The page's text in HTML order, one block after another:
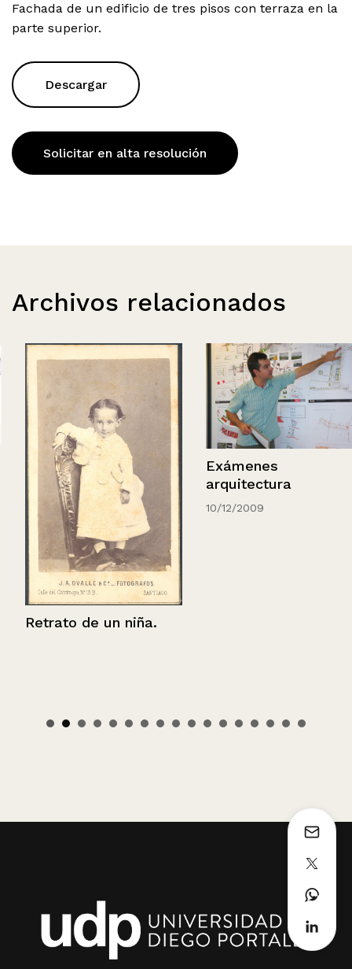
Fachada de un edificio de tres pisos con terraza en la
parte superior.
Descargar
Solicitar en alta resolución
Archivos relacionados
Retrato de un niña.
Exámenes
arquitectura
10/12/2009